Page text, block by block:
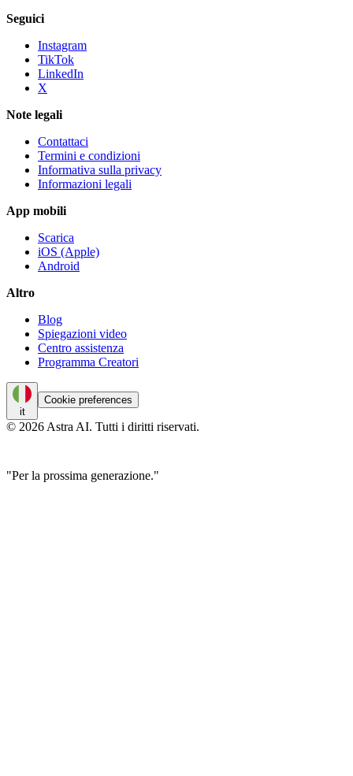
Seguici
Instagram
TikTok
LinkedIn
X
Note legali
Contattaci
Termini e condizioni
Informativa sulla privacy
Informazioni legali
App mobili
Scarica
iOS (Apple)
Android
Altro
Blog
Spiegazioni video
Centro assistenza
Programma Creatori
it
Cookie preferences
© 2026 Astra AI. Tutti i diritti riservati.
"Per la prossima generazione."